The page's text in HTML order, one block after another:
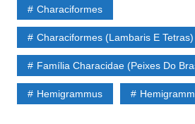
Characiformes
Characiformes (Lambaris E Tetras)
Família Characidae (Peixes Do
Hemigrammus